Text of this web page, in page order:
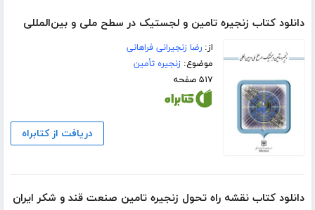
دانلود کتاب زنجیره تامین و لجستیک در سطح ملی و بین‌المللی
از:رضا زنجیرانی فراهانی
موضوع:زنجیره تأمین
۵۱۷ صفحه
دریافت از کتابراه
دانلود کتاب نقشه راه تحول زنجیره تامین صنعت قند و شکر ایران